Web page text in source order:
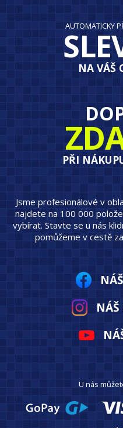
AUTOMATICKY
NA VÁŠ
PŘI
Jsme profesionálové v
najdete na 100 000
vybírat. Stavte se u nás
pomůžeme v cestě
U nás